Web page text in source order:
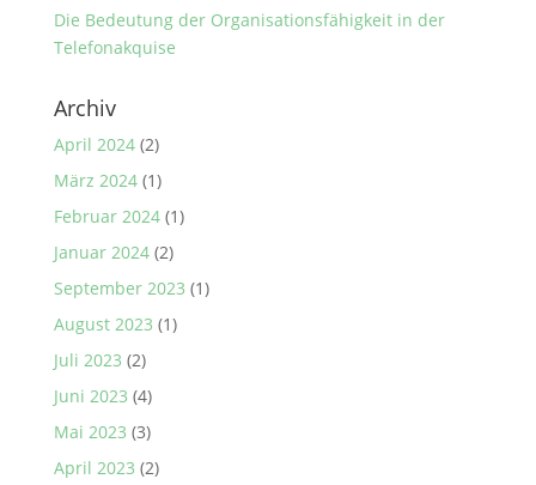
Die Bedeutung der Organisationsfähigkeit in der
Telefonakquise
Archiv
April 2024(2)
März 2024(1)
Februar 2024(1)
Januar 2024(2)
September 2023 (1)
August 2023 (1)
Juli 2023 (2)
Juni 2023 (4)
Mai 2023 (3)
April 2023 (2)